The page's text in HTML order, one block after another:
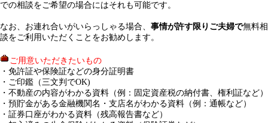
での相談をご希望の場合にはそれも可能です。
なお、お連れ合いがいらっしゃる場合、 事情が許す限りご夫婦で無料相
談をご利用いただくことをお勧めします。
ご用意いただきたいもの
・免許証や保険証などの身分証明書
・ご印鑑（三文判でOK)
・不動産の内容がわかる資料（例：固定資産税の納付書、権利証など）
・預貯金がある金融機関名・支店名がわかる資料（例：通帳など）
・証券口座がわかる資料（残高報告書など）